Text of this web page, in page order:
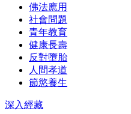
佛法應用
社會問題
青年教育
健康長壽
反對墮胎
人間孝道
節慾養生
深入經藏